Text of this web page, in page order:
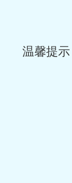
温馨提示